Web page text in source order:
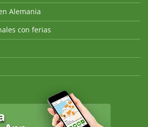
Alemania
con ferias